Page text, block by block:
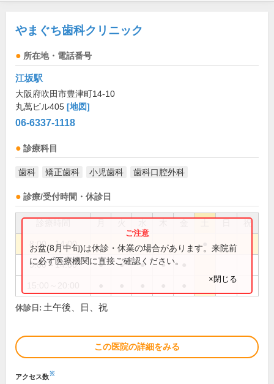
やまぐち歯科クリニック
所在地・電話番号
江坂駅
大阪府吹田市豊津町14-10
丸萬ビル405 [地図]
06-6337-1118
診療科目
歯科 矯正歯科 小児歯科 歯科口腔外科
診療/受付時間・休診日
祝
8:00～14:00
9:00～14:00 ● ● ● ●
お盆(8月中旬)は休診・休業の場合があります。来院前
に必ず医療機関に直接ご確認ください。
×閉じる
休診日: 土午後、日、祝
この医院の詳細をみる
アクセス数※